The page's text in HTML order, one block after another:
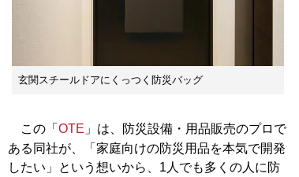
玄関スチールドアにくっつく防災バッグ
この「 OTE 」は、防災設備・用品販売のプロで
ある同社が、「家庭向けの防災用品を本気で開発
したい」という想いから、1人でも多くの人に防